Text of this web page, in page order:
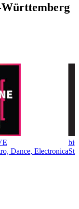
Württemberg
Dance, Electronica